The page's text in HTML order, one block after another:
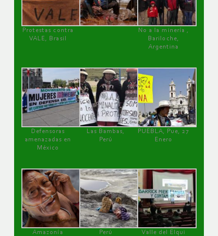
Protestas contra
VALE, Brasil
No a la minería ,
Bariloche,
Argentina
Defensoras
amenazadas en
México
Las Bambas,
Perú
PUEBLA, Pue, 27
Enero
Amazonía
Perú
Valle del Elqui